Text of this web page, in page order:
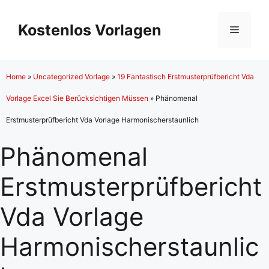
Inhalt
springen
Kostenlos Vorlagen Menü
Home » Uncategorized Vorlage » 19 Fantastisch Erstmusterprüfbericht Vda
Vorlage Excel Sie Berücksichtigen Müssen » Phänomenal
Erstmusterprüfbericht Vda Vorlage Harmonischerstaunlich
Phänomenal
Erstmusterprüfbericht
Vda Vorlage
Harmonischerstaunlic